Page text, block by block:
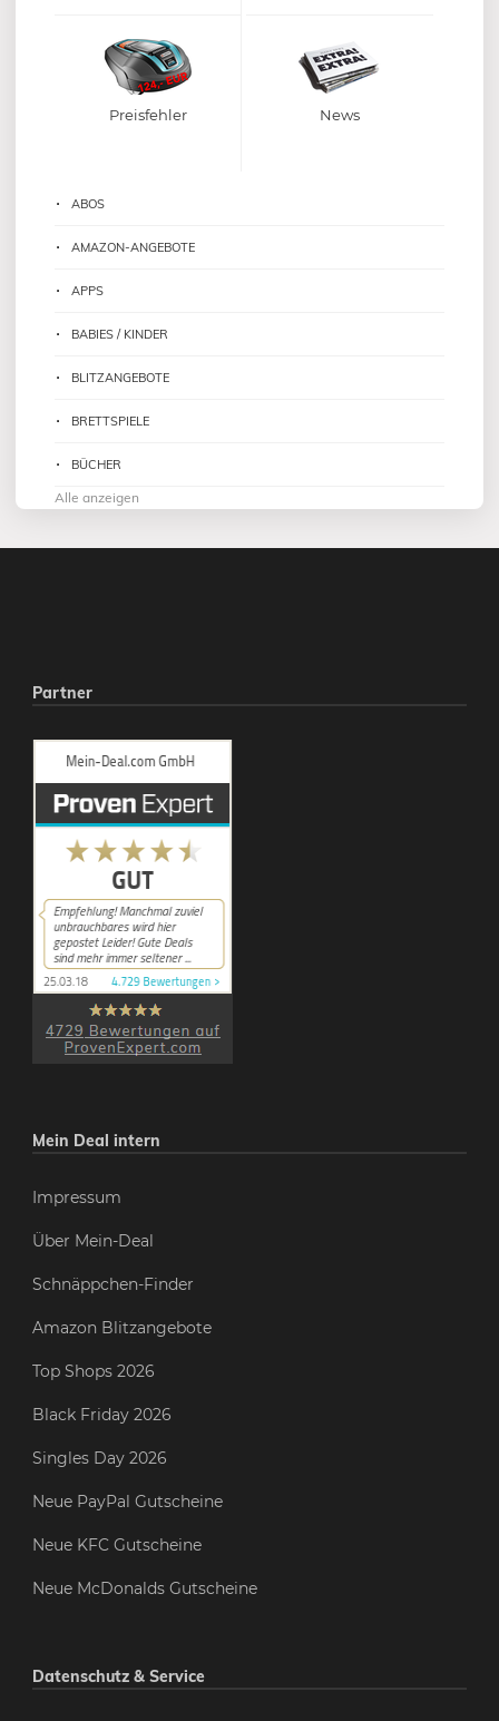
Preisfehler News
ABOS
AMAZON-ANGEBOTE
APPS
BABIES / KINDER
BLITZANGEBOTE
BRETTSPIELE
BÜCHER
Alle anzeigen
Partner
Mein Deal intern
Impressum
Über Mein-Deal
Schnäppchen-Finder
Amazon Blitzangebote
Top Shops 2026
Black Friday 2026
Singles Day 2026
Neue PayPal Gutscheine
Neue KFC Gutscheine
Neue McDonalds Gutscheine
Datenschutz & Service